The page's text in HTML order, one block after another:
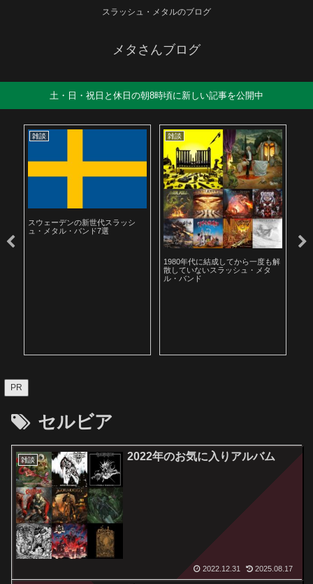
スラッシュ・メタルのブログ
メタさんブログ
土・日・祝日と休日の朝8時頃に新しい記事を公開中
雑談
スウェーデンの新世代スラッシ
ュ・メタル・バンド7選
雑談
1980年代に結成してから一度も解
散していないスラッシュ・メタ
ル・バンド
PR
セルビア
雑談 2022年のお気に入りアルバム
2022.12.31 2025.08.17